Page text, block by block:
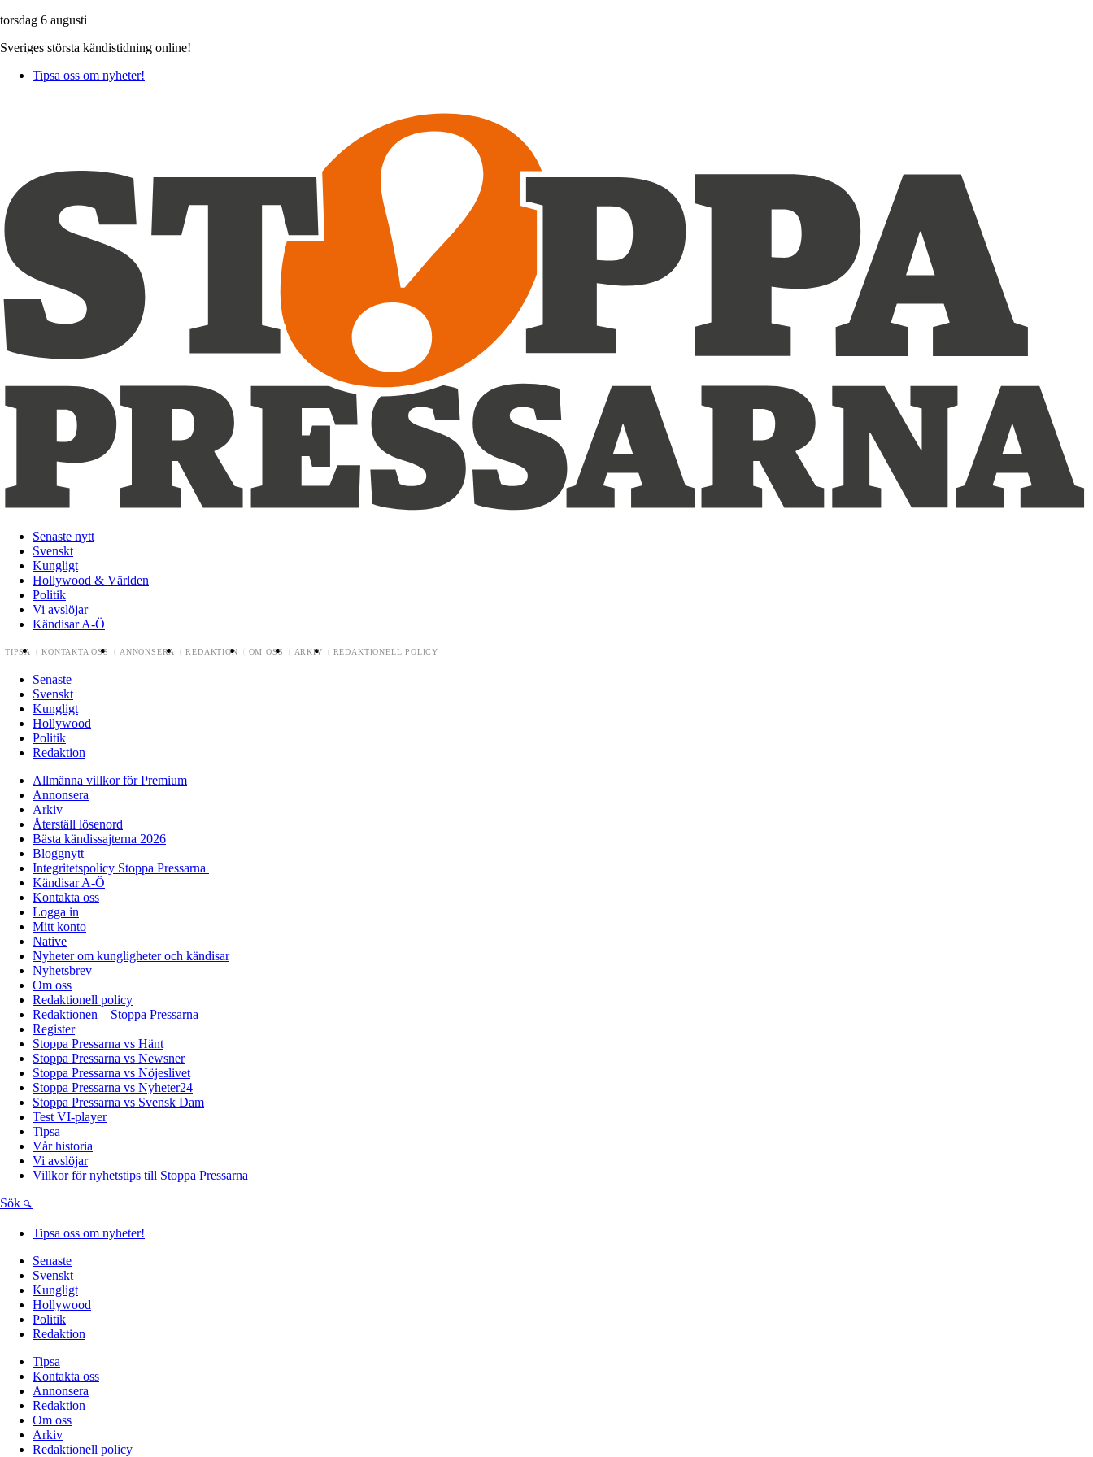
torsdag 6 augusti
Sveriges största kändistidning online!
Tipsa oss om nyheter!
Senaste nytt
Svenskt
Kungligt
Hollywood & Världen
Politik
Vi avslöjar
Kändisar A-Ö
TIPSA KONTAKTA OSS ANNONSERA REDAKTION OM OSS ARKIV REDAKTIONELL POLICY
Senaste
Svenskt
Kungligt
Hollywood
Politik
Redaktion
Allmänna villkor för Premium
Annonsera
Arkiv
Återställ lösenord
Bästa kändissajterna 2026
Bloggnytt
Integritetspolicy Stoppa Pressarna
Kändisar A-Ö
Kontakta oss
Logga in
Mitt konto
Native
Nyheter om kungligheter och kändisar
Nyhetsbrev
Om oss
Redaktionell policy
Redaktionen – Stoppa Pressarna
Register
Stoppa Pressarna vs Hänt
Stoppa Pressarna vs Newsner
Stoppa Pressarna vs Nöjeslivet
Stoppa Pressarna vs Nyheter24
Stoppa Pressarna vs Svensk Dam
Test VI-player
Tipsa
Vår historia
Vi avslöjar
Villkor för nyhetstips till Stoppa Pressarna
Sök
Tipsa oss om nyheter!
Senaste
Svenskt
Kungligt
Hollywood
Politik
Redaktion
Tipsa
Kontakta oss
Annonsera
Redaktion
Om oss
Arkiv
Redaktionell policy